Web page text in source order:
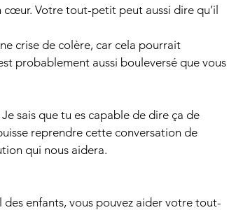
cœur. Votre tout-petit peut aussi dire qu’il
crise de colère, car cela pourrait
probablement aussi bouleversé que vous
sais que tu es capable de dire ça de
reprendre cette conversation de
qui nous aidera.
enfants, vous pouvez aider votre tout-